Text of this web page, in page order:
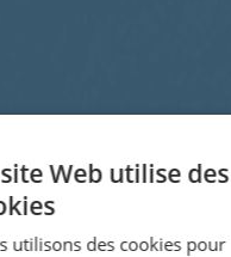
Web utilise des
utilisons des cookies pour